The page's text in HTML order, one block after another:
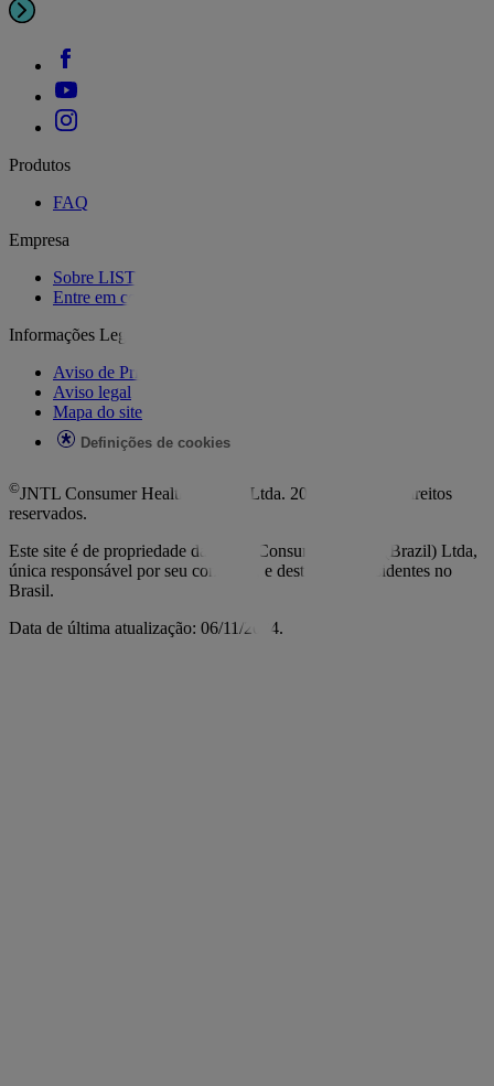
Produtos
FAQ
Empresa
Sobre LISTERINE®
Entre em contato
Informações Legais
Aviso de Privacidade
Aviso legal
Mapa do site
Definições de cookies
©JNTL Consumer Health (Brazil) Ltda. 2024. Todos os direitos
reservados.
Este site é de propriedade da JNTL Consumer Health (Brazil) Ltda,
única responsável por seu conteúdo, e destina-se a residentes no
Brasil.
Data de última atualização: 06/11/2024.